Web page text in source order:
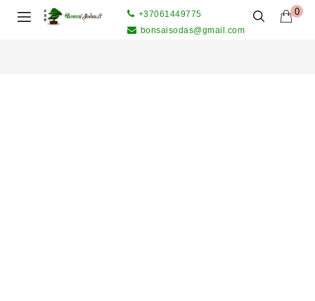
0
+37061449775
bonsaisodas@gmail.com